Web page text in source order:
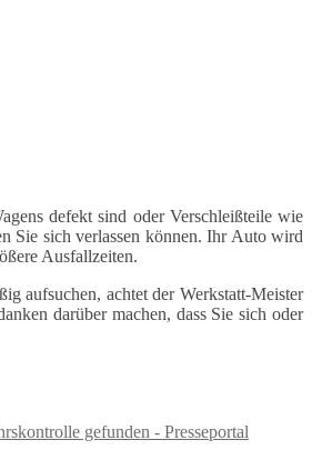
defekt sind oder Verschleißteile wie
Sie sich verlassen können. Ihr Auto wird
Ausfallzeiten.
aufsuchen, achtet der Werkstatt-Meister
darüber machen, dass Sie sich oder
gefunden - Presseportal